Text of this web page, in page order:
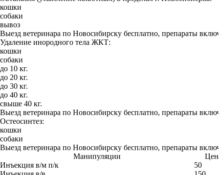
кошки
собаки
вывоз
Выезд ветеринара по Новосибирску бесплатно, препараты
Удаление инородного тела ЖКТ:
кошки
собаки
до 10 кг.
до 20 кг.
до 30 кг.
до 40 кг.
свыше 40 кг.
Выезд ветеринара по Новосибирску бесплатно, препараты
Остеосинтез:
кошки
собаки
Выезд ветеринара по Новосибирску бесплатно, препараты
Манипуляции
Инъекция в/м п/к
50